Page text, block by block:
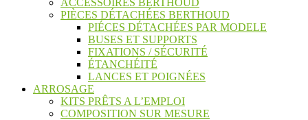
PIÈCES DÉTACHÉES BERTHOUD
PIÉCES DÉTACHÉES PAR MODELE
BUSES ET SUPPORTS
FIXATIONS / SÉCURITÉ
ÉTANCHÉITÉ
LANCES ET POIGNÉES
ARROSAGE
KITS PRÊTS A L’EMPLOI
COMPOSITION SUR MESURE